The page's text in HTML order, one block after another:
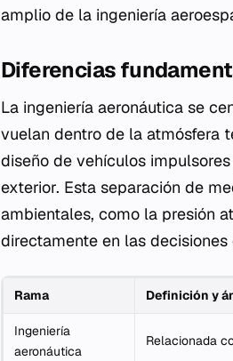
amplio de la ingeniería
Diferencias
La ingeniería aeronáutica se
vuelan dentro de la atmósfera
diseño de vehículos
exterior. Esta separación de
ambientales, como la presión
directamente en las decisiones
Rama Definición y
Ingeniería
aeronáutica
Relacionada